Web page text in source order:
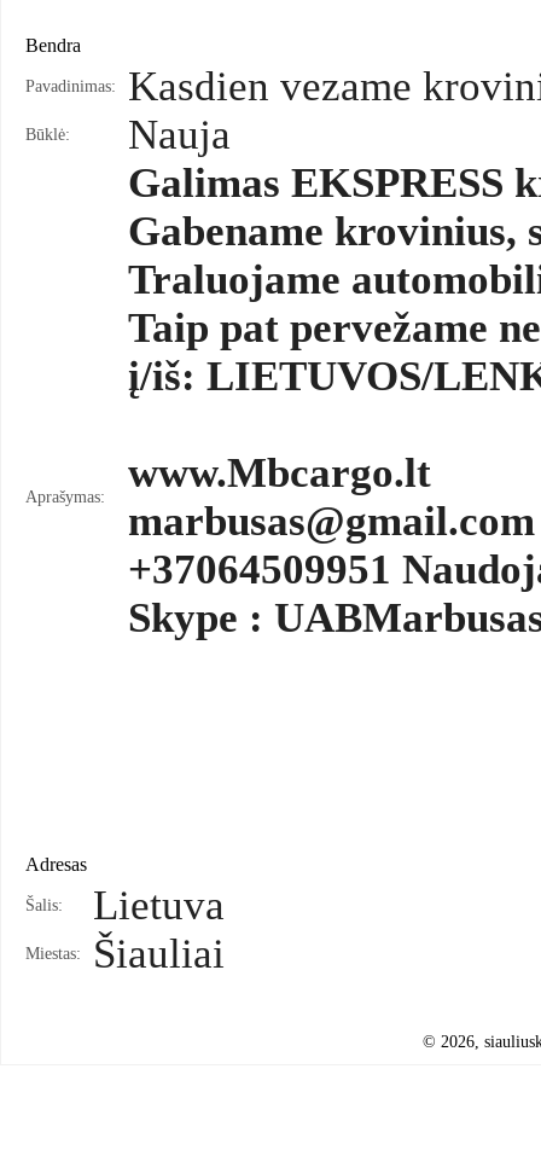
Bendra
Pavadinimas: Kasdien vezame
Būklė: Nauja
Aprašymas:
Galimas EKSPRESS
Gabename krovinius,
Traluojame
Taip pat pervežame
į/iš: LIETUVOS/
www.Mbcargo.lt
marbusas@gmail.com
+37064509951
Skype :
Adresas
Šalis: Lietuva
Miestas: Šiauliai
© 2026,